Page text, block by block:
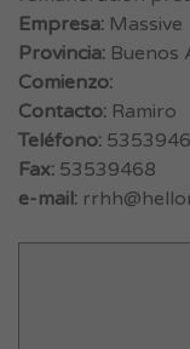
Empresa: Massive
Provincia: Buenos
Comienzo:
Contacto: Ramiro
Teléfono:
Fax: 53539468
e-mail: